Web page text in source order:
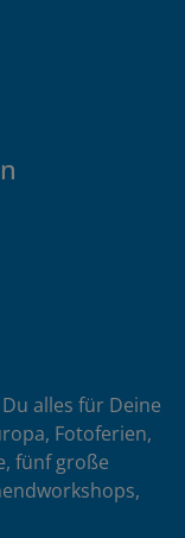
alles für Deine
Fotoferien,
fünf große